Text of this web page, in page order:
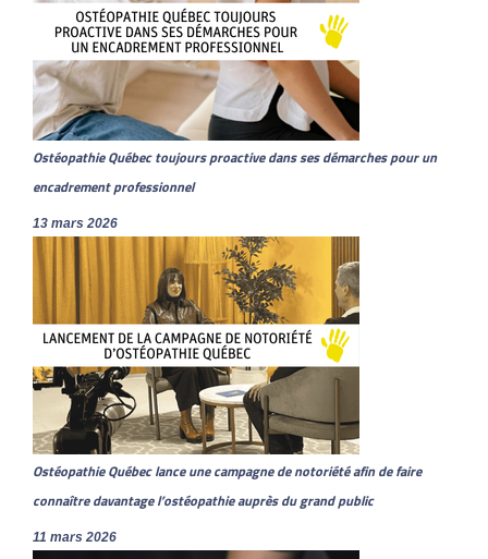
Ostéopathie Québec toujours proactive dans ses démarches pour un
encadrement professionnel
13 mars 2026
Ostéopathie Québec lance une campagne de notoriété afin de faire
connaître davantage l’ostéopathie auprès du grand public
11 mars 2026